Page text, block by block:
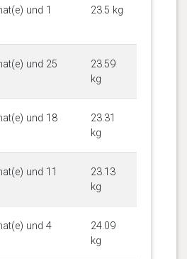
und 1
23.5 kg
und 25
23.59
kg
und 18
23.31
kg
und 11
23.13
kg
und 4
24.09
kg